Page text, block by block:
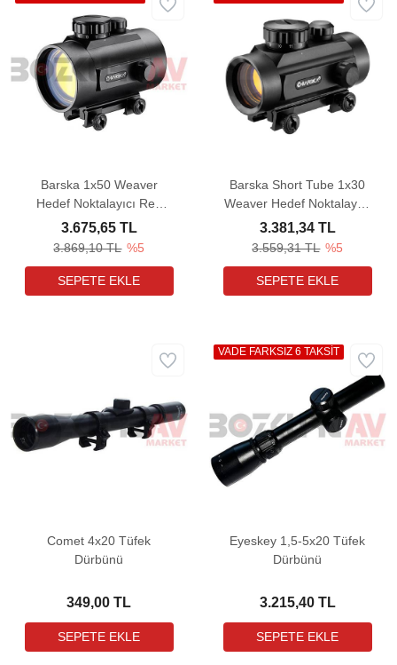
Barska 1x50 Weaver
Hedef Noktalayıcı Red
Dot Sight
3.869,10 TL %5
3.675,65 TL
Barska Short Tube 1x30
Weaver Hedef Noktalayıcı
Red Dot Sight
3.559,31 TL %5
3.381,34 TL
Comet 4x20 Tüfek
Dürbünü
349,00 TL
Eyeskey 1,5-5x20 Tüfek
Dürbünü
3.215,40 TL
VADE FARKSIZ 6 TAKSİT